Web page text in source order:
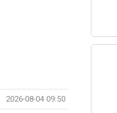
2026-08-04 09:50